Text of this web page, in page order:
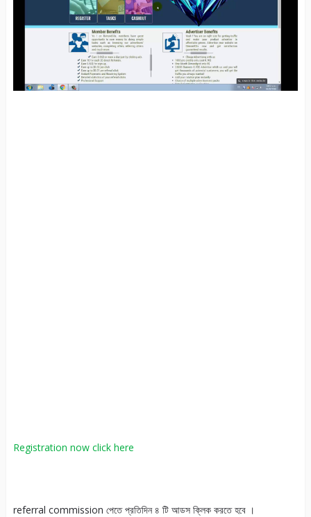
Registration now click here
referral commission পেতে প্রতিদিন ৪ টি আডস ক্লিক করতে হবে ।